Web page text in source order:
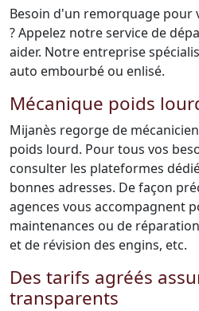
Besoin d'un remorquage pour
? Appelez notre service de
aider. Notre entreprise
auto embourbé ou enlisé.
Mécanique poids
Mijanès regorge de
poids lourd. Pour tous vos
consulter les plateformes
bonnes adresses. De façon
agences vous accompagnent
maintenances ou de
et de révision des engins, etc.
Des tarifs agréés
transparents